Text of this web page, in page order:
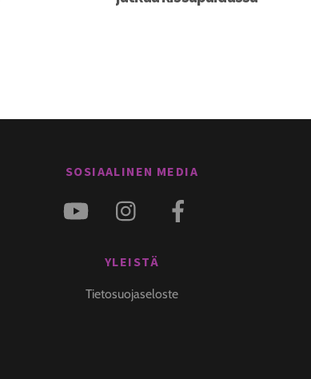
SOSIAALINEN MEDIA
YLEISTÄ
Tietosuojaseloste